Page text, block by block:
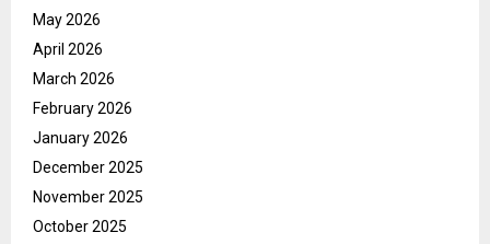
May 2026
April 2026
March 2026
February 2026
January 2026
December 2025
November 2025
October 2025